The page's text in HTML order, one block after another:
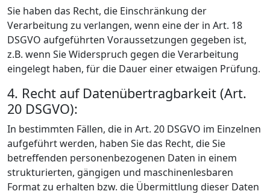
Sie haben das Recht, die Einschränkung der
Verarbeitung zu verlangen, wenn eine der in Art. 18
DSGVO aufgeführten Voraussetzungen gegeben ist,
z.B. wenn Sie Widerspruch gegen die Verarbeitung
eingelegt haben, für die Dauer einer etwaigen Prüfung.
4. Recht auf Datenübertragbarkeit (Art.
20 DSGVO):
In bestimmten Fällen, die in Art. 20 DSGVO im Einzelnen
aufgeführt werden, haben Sie das Recht, die Sie
betreffenden personenbezogenen Daten in einem
strukturierten, gängigen und maschinenlesbaren
Format zu erhalten bzw. die Übermittlung dieser Daten